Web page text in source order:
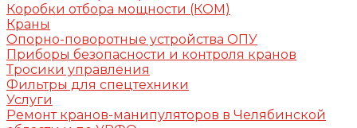
Коробки отбора мощности (КОМ)
Краны
Опорно-поворотные устройства ОПУ
Приборы безопасности и контроля кранов
Тросики управления
Фильтры для спецтехники
Услуги
Ремонт кранов-манипуляторов в Челябинской